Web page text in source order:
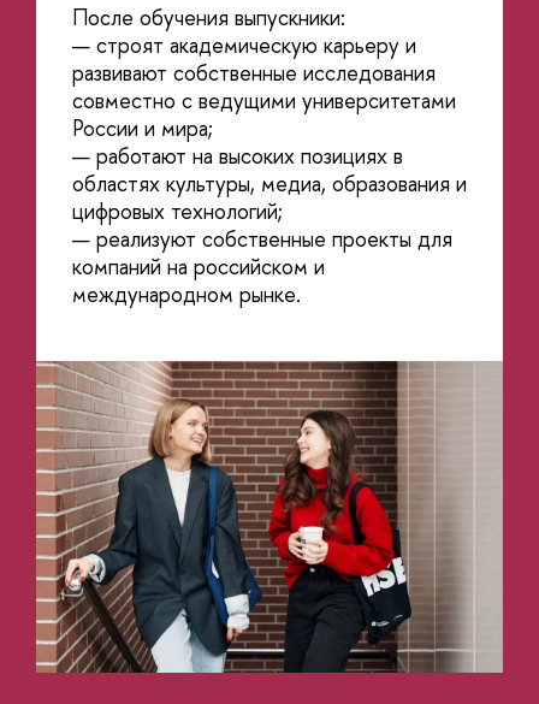
После обучения выпускники:
— строят академическую карьеру и
развивают собственные исследования
совместно с ведущими университетами
России и мира;
— работают на высоких позициях в
областях культуры, медиа, образования и
цифровых технологий;
— реализуют собственные проекты для
компаний на российском и
международном рынке.